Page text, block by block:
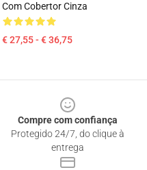
Com Cobertor Cinza
€ 27,55 - € 36,75
Compre com confiança
Protegido 24/7, do clique à
entrega